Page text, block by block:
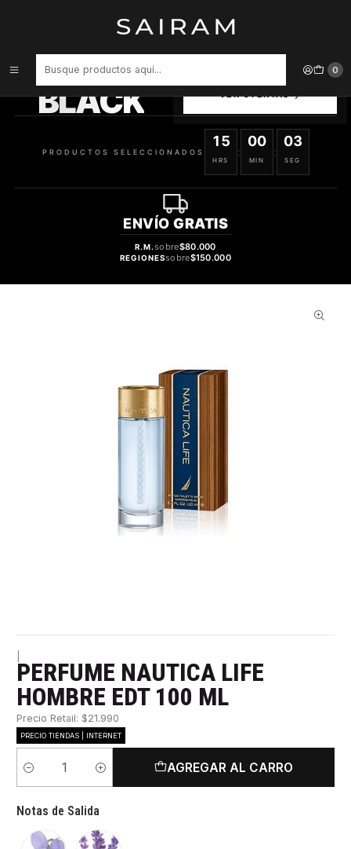
0
Perfume Nautica Life Hombre Edt 100 ml
BLACK
SELECCIONADOS
PRODUCTOS SELECCIONADOS
15
HRS
:
00
MIN
:
03
SEG
ENVÍO GRATIS
R.M.sobre$80.000
REGIONESsobre$150.000
PERFUME NAUTICA LIFE
HOMBRE EDT 100 ML
Precio Retail: $21.990
PRECIO TIENDAS | INTERNET
Cantidad
AGREGAR AL CARRO
Notas de Salida